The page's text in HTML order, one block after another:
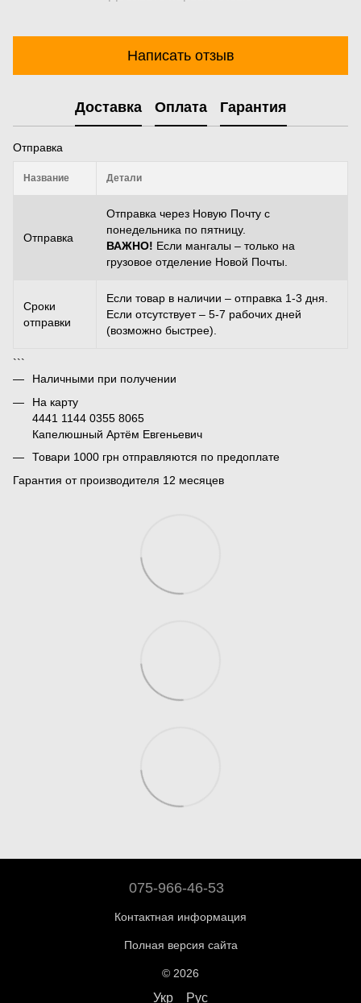
Написать отзыв
Доставка Оплата Гарантия
Отправка
Название Детали
Отправка
Отправка через Новую Почту с
понедельника по пятницу.
ВАЖНО! Если мангалы – только на
грузовое отделение Новой Почты.
Сроки
отправки
Если товар в наличии – отправка 1-3 дня.
Если отсутствует – 5-7 рабочих дней
(возможно быстрее).
```
Наличными при получении
На карту
4441 1144 0355 8065
Капелюшный Артём Евгеньевич
Товари 1000 грн отправляются по предоплате
Гарантия от производителя 12 месяцев
075-966-46-53
Контактная информация
Полная версия сайта
© 2026
Укр Рус